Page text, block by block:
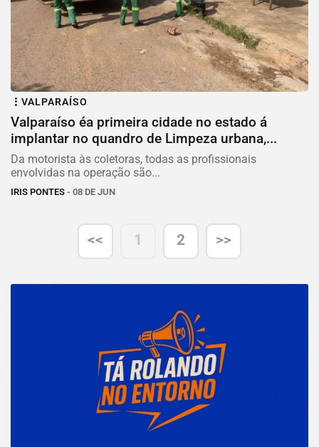
VALPARAÍSO
Valparaíso éa primeira cidade no estado á
implantar no quandro de Limpeza urbana,...
Da motorista às coletoras, todas as profissionais
envolvidas na operação são...
IRIS PONTES - 08 DE JUN
<< 1 2 >>